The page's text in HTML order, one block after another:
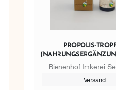
PROPOLIS-
20ML
Bienenhof Imkerei
Versand